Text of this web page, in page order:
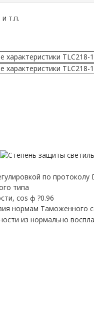
т.п.